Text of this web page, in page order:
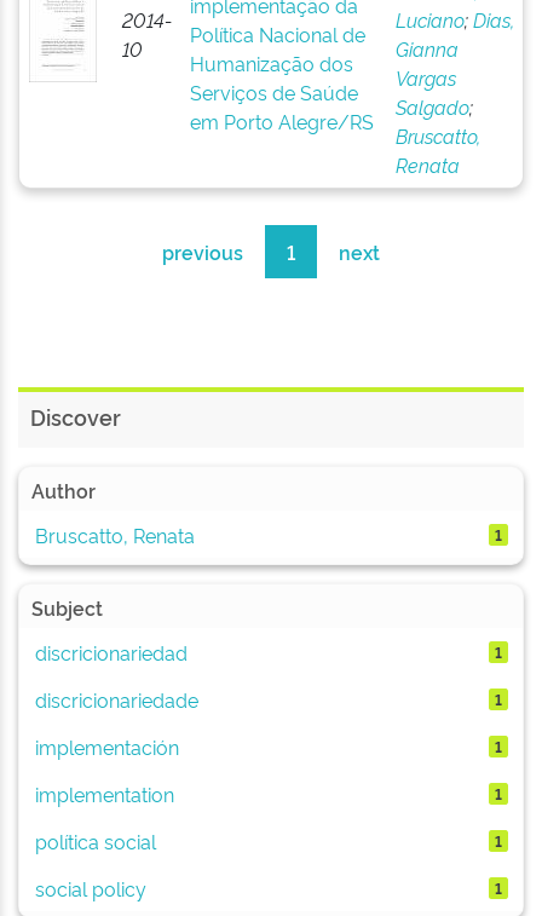
2014-
10
Política Nacional de
Humanização dos
Serviços de Saúde
em Porto Alegre/RS
Luciano;Dias,
Gianna
Vargas
Salgado;
Bruscatto,
Renata
previous 1 next
Discover
Author
Bruscatto, Renata
1
Subject
discricionariedad
1
discricionariedade 1
implementación 1
implementation 1
política social 1
social policy 1